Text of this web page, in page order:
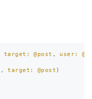
target: @post , user:
, target: @post )